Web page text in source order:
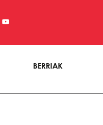
BERRIAK